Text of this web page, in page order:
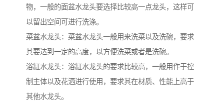
物，一般的面盆水龙头要选择比较高一点龙头，这样可
以留出空间可进行洗涤。
菜盆水龙头：菜盆水龙头一般用来洗菜以及洗碗，要求
其要达到一定的高度，以方便洗菜或者是洗碗。
浴缸水龙头：浴缸水龙头的要求比较高，一般用作于控
制主体以及花洒进行使用，要求其在材质、性能上高于
其他水龙头。